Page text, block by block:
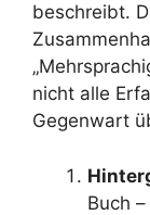
beschreibt.
nicht alle
Gegenwart
Buch